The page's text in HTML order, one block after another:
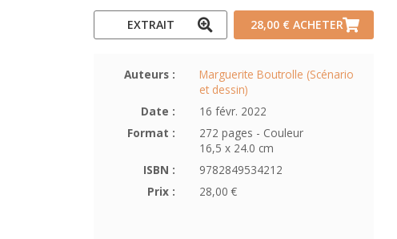
EXTRAIT 28,00 € ACHETER
Auteurs :
Marguerite Boutrolle (Scénario
et dessin)
Date :
16 févr. 2022
Format :
272 pages - Couleur
16,5 x 24.0 cm
ISBN :
9782849534212
Prix :
28,00 €